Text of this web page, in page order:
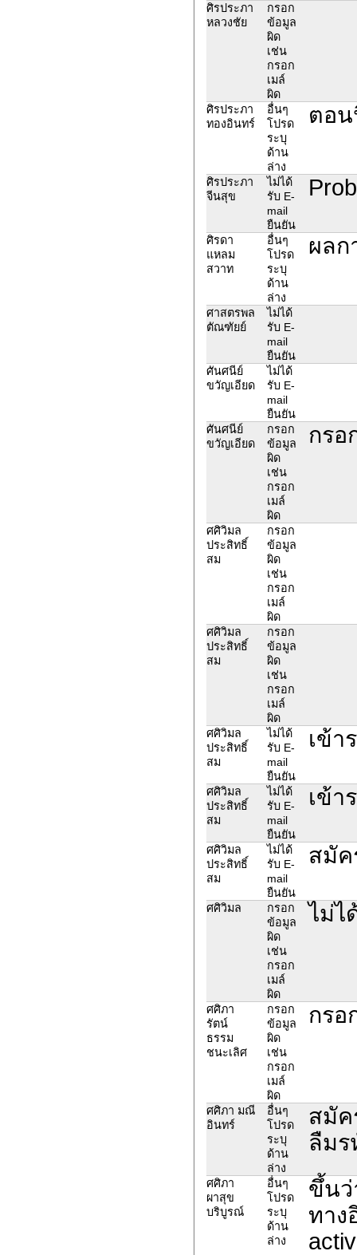
ศิรประภา
หลวงชัย
กรอก
ข้อมูล
ผิด
เช่น
กรอก
เมล์
ผิด
ศิรประภา
ทองอินทร์
อื่นๆ
โปรด
ระบุ
ด้าน
ล่าง
ตอน
ศิรประภา
จีนสุข
ไม่ได้
รับ E-
mail
ยืนยัน
ศิรดา
แหลม
สวาท
อื่นๆ
โปรด
ระบุ
ด้าน
ล่าง
ผลก
ศาสตรพล
ตัณฑัยย์
ไม่ได้
รับ E-
mail
ยืนยัน
ศันศนีย์
ขวัญเอียด
ไม่ได้
รับ E-
mail
ยืนยัน
ศันศนีย์
ขวัญเอียด
กรอก
ข้อมูล
ผิด
เช่น
กรอก
เมล์
ผิด
กรอ
ศศิวิมล
ประสิทธิ์
สม
กรอก
ข้อมูล
ผิด
เช่น
กรอก
เมล์
ผิด
ศศิวิมล
ประสิทธิ์
สม
กรอก
ข้อมูล
ผิด
เช่น
กรอก
เมล์
ผิด
ศศิวิมล
ประสิทธิ์
สม
ไม่ได้
รับ E-
mail
ยืนยัน
เข้า
ศศิวิมล
ประสิทธิ์
สม
ไม่ได้
รับ E-
mail
ยืนยัน
เข้า
ศศิวิมล
ประสิทธิ์
สม
ไม่ได้
รับ E-
mail
ยืนยัน
สมัค
ศศิวิมล
กรอก
ข้อมูล
ผิด
เช่น
กรอก
เมล์
ผิด
ไม่ไ
ศศิภา
รัตน์
ธรรม
ชนะเลิศ
กรอก
ข้อมูล
ผิด
เช่น
กรอก
เมล์
ผิด
กรอ
ศศิภา มณี
อินทร์
อื่นๆ
โปรด
ระบุ
ด้าน
ล่าง
สมัค
ลืมร
ศศิภา
ผาสุข
บริบูรณ์
อื่นๆ
โปรด
ระบุ
ด้าน
ล่าง
ขึ้นว่
ทาง